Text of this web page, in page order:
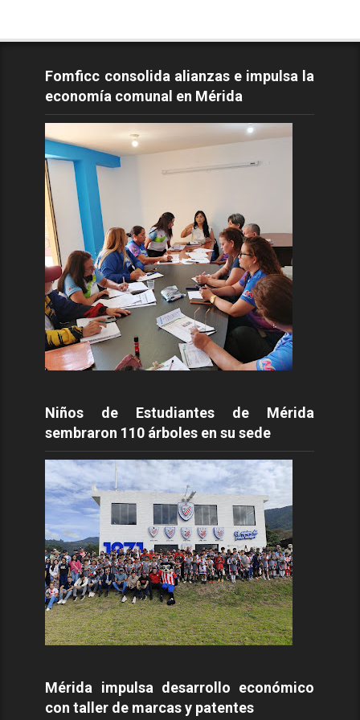
Fomficc consolida alianzas e impulsa la
economía comunal en Mérida
Niños de Estudiantes de Mérida
sembraron 110 árboles en su sede
Mérida impulsa desarrollo económico
con taller de marcas y patentes